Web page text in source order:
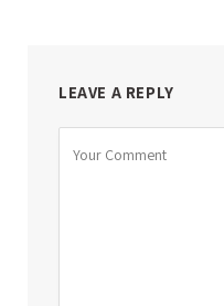
LEAVE A REPLY